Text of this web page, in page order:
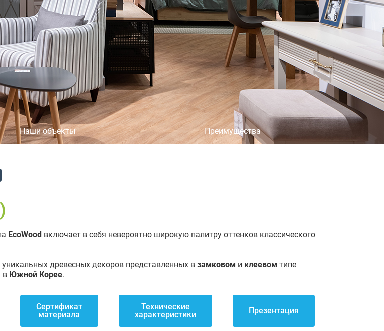
Наши объекты Преимущества
EcoWood включает в себя невероятно широкую палитру оттенков классического
древесных декоров представленных в замковом и клеевом типе
в Южной Корее.
Сертификат
материала
Технические
характеристики
Презентация
×